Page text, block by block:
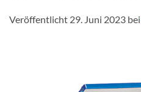
Veröffentlicht 29. Juni 2023 bei